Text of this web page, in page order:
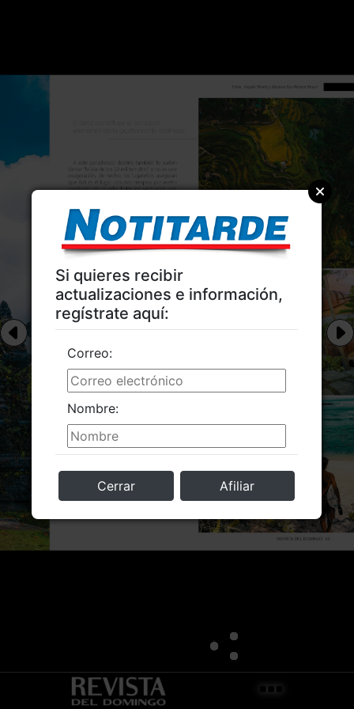
Si quieres recibir
actualizaciones e información,
regístrate aquí:
Nombre:
Correo:
Cerrar Afiliar